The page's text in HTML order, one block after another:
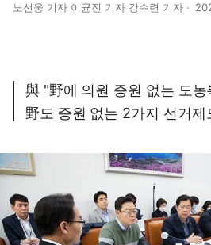
노선웅 기자 이균진 기자 강수련 기자
與 "野에 의원 증원 없는 도
野도 증원 없는 2가지 선거제